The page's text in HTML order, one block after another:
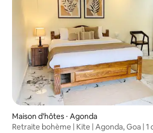
Maison d'hôtes ⋅ Agonda
Retraite bohème | Kite | Agonda, Goa | 1